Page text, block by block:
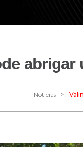
abrigar
Notícias >